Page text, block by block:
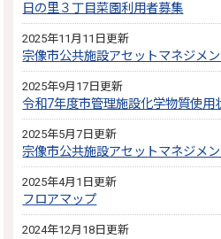
日の里３丁目菜園利用者募集
2025年11月11日更新
宗像市公共施設アセットマネジメ
2025年9月17日更新
令和7年度市管理施設化学物質使用
2025年5月7日更新
宗像市公共施設アセットマネジメ
2025年4月1日更新
フロアマップ
2024年12月18日更新